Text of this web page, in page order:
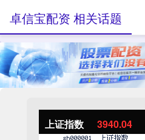
上证指数 3940.04
卓信宝配资 相关话题